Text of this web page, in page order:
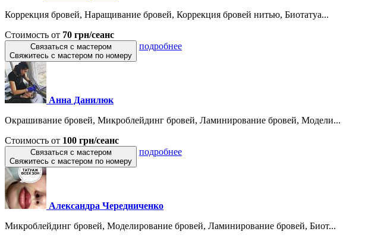
Коррекция бровей, Наращивание бровей, Коррекция бровей нитью, Биотатуа...
Стоимость от 70 грн/сеанс
Связаться с мастером
Свяжитесь с мастером по номеру
подробнее
Анна Данилюк
Окрашивание бровей, Микроблейдинг бровей, Ламинирование бровей, Модели...
Стоимость от 100 грн/сеанс
Связаться с мастером
Свяжитесь с мастером по номеру
подробнее
Александра Чередниченко
Микроблейдинг бровей, Моделирование бровей, Ламинирование бровей, Биот...